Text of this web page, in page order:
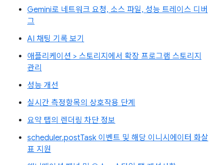
Gemini로 네트워크 요청, 소스 파일, 성능 트레이스 디버
그
AI 채팅 기록 보기
애플리케이션 > 스토리지에서 확장 프로그램 스토리지
관리
성능 개선
실시간 측정항목의 상호작용 단계
요약 탭의 렌더링 차단 정보
scheduler.postTask 이벤트 및 해당 이니시에이터 화살
표 지원